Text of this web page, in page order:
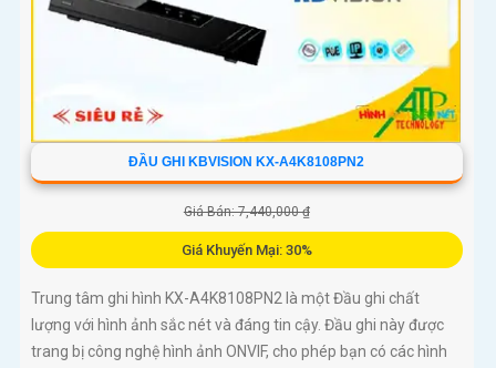
ĐẦU GHI KBVISION KX-A4K8108PN2
Giá Bán: 7,440,000 ₫
Giá Khuyến Mại: 30%
Trung tâm ghi hình KX-A4K8108PN2 là một Đầu ghi chất
lượng với hình ảnh sắc nét và đáng tin cậy. Đầu ghi này được
trang bị công nghệ hình ảnh ONVIF, cho phép bạn có các hình